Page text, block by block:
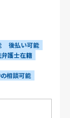
後払い可能
弁護士在籍
相談可能